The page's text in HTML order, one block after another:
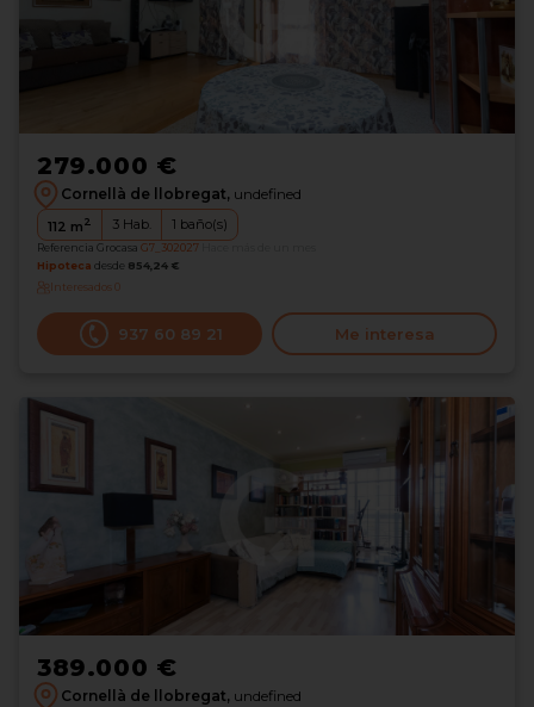
279.000 €
Cornellà de llobregat, undefined
112 m2 3 Hab. 1 baño(s)
Referencia Grocasa G7_302027
Hipoteca desde 854,24 €
Interesados0
937 60 89 21 Me interesa
389.000 €
Cornellà de llobregat, undefined